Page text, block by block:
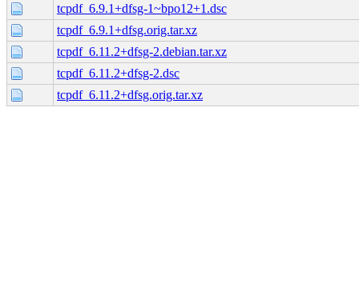
tcpdf_6.9.1+dfsg-1~bpo12+1.dsc
tcpdf_6.9.1+dfsg.orig.tar.xz
tcpdf_6.11.2+dfsg-2.debian.tar.xz
tcpdf_6.11.2+dfsg-2.dsc
tcpdf_6.11.2+dfsg.orig.tar.xz